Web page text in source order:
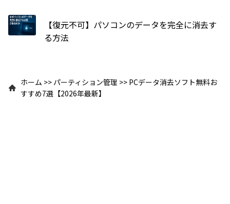
【復元不可】パソコンのデータを完全に消去す
る方法
ホーム >> パーティション管理 >> PCデータ消去ソフト無料お
すすめ7選【2026年最新】